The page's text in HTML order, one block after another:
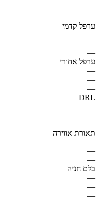
—
—
ערפל קדמי
—
—
—
ערפל אחורי
—
—
—
DRL
—
—
—
תאורת אווירה
—
—
—
בלם חניה
—
—
—